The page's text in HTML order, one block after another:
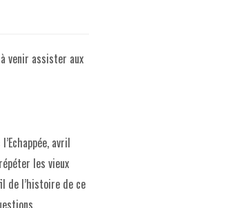
venir assister aux
avril
les vieux
de l’histoire de ce